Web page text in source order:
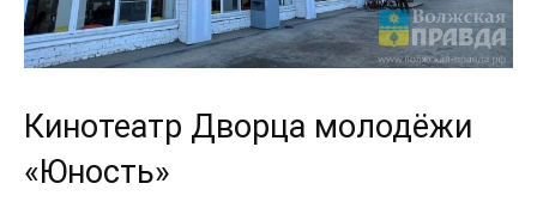
Кинотеатр Дворца молодёжи
«Юность»